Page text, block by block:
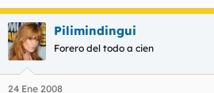
Pilimindingui
Forero del todo a cien
24 Ene 2008